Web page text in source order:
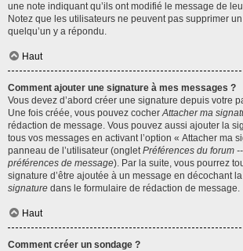
une note indiquant qu’ils ont modifié le message de
Notez que les utilisateurs ne peuvent pas supprimer
quelqu’un y a répondu.
Haut
Comment ajouter une signature à mes messages ?
Vous devez d’abord créer une signature depuis votre
Une fois créée, vous pouvez cocherAttacher ma
rédaction de message. Vous pouvez aussi ajouter la
tous vos messages en activant l’option « Attacher ma
panneau de l’utilisateur (ongletPréférences du forum
préférences de message). Par la suite, vous pourrez
signature d’être ajoutée à un message en décochant
signature dans le formulaire de rédaction de message.
Haut
Comment créer un sondage ?